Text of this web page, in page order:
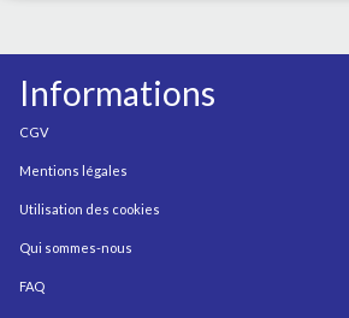
Informations
CGV
Mentions légales
Utilisation des cookies
Qui sommes-nous
FAQ